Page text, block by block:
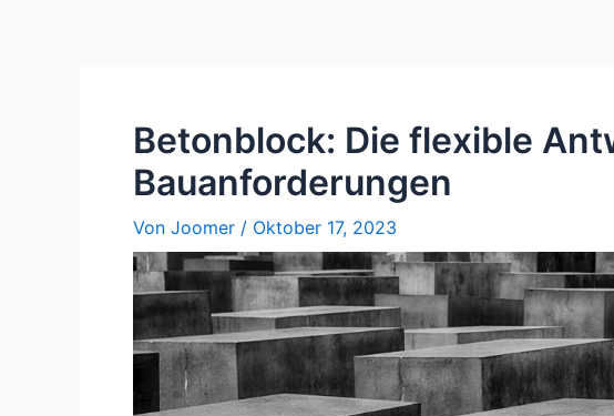
Betonblock: Die flexible
Bauanforderungen
Von Joomer / Oktober 17, 2023